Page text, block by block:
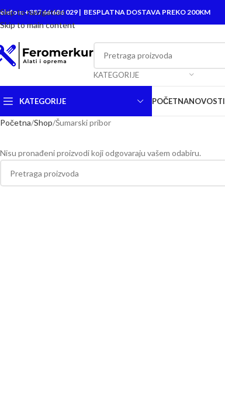
Skip to navigation
Skip to main content
+387 66 686 029 | BESPLATNA DOSTAVA PREKO 200KM
KATEGORIJE
KATEGORIJE POČETNANOVOSTI
Početna Shop Šumarski pribor
Nisu pronađeni proizvodi koji odgovaraju vašem odabiru.